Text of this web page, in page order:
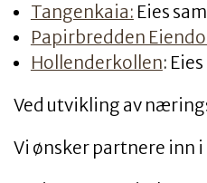
Tangenkaia: Eies
Papirbredden
Hollenderkollen:
Ved utvikling av
Vi ønsker partnere inn